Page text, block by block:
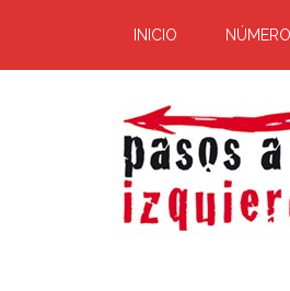
contenido
pie
INICIO